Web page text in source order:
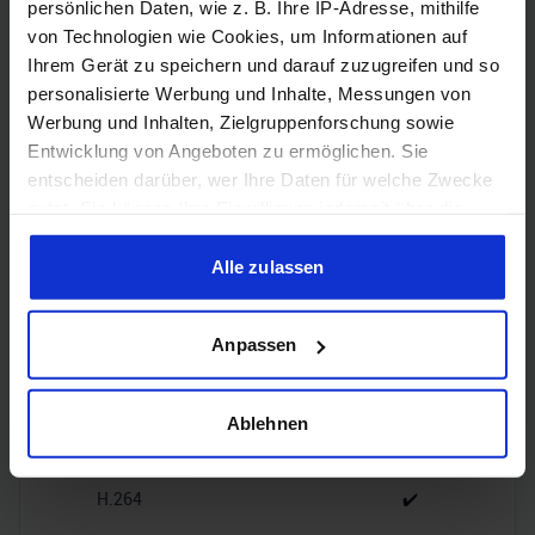
persönlichen Daten, wie z. B. Ihre IP-Adresse, mithilfe
von Technologien wie Cookies, um Informationen auf
Ihrem Gerät zu speichern und darauf zuzugreifen und so
personalisierte Werbung und Inhalte, Messungen von
Werbung und Inhalten, Zielgruppenforschung sowie
Entwicklung von Angeboten zu ermöglichen. Sie
entscheiden darüber, wer Ihre Daten für welche Zwecke
Cookie-Erklärung oder durch Klicken auf das Privacy
Trigger Symbol ändern oder widerrufen
Informationen über Ihre geografische Lage erfassen,
welche bis auf einige Meter genau sein können
Ihr Gerät durch aktives Scannen nach bestimmten
Erfahren Sie mehr darüber, wie Ihre persönlichen Daten
verarbeitet werden, und legen Sie Ihre Präferenzen im
Alle zulassen
Anpassen
Ablehnen
HDMI
1x HDMI
2.1b
DisplayPort
3x
DisplayPort
2.1b
H.264 ✔️